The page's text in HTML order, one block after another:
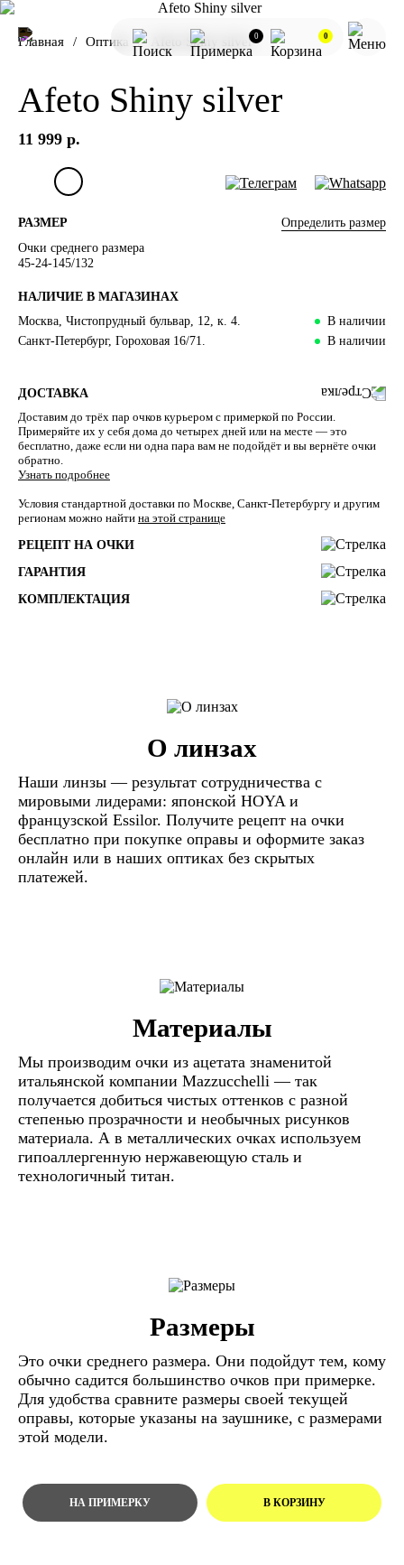
0 0
Главная Оптика Afeto Shiny silver
Afeto Shiny silver
11 999 р.
РАЗМЕР
Определить размер
Очки среднего размера
45-24-145/132
НАЛИЧИЕ В МАГАЗИНАХ
Москва, Чистопрудный бульвар, 12, к. 4.
В наличии
Санкт-Петербург, Гороховая 16/71.
В наличии
ДОСТАВКА
Доставим до трёх пар очков курьером с примеркой по России.
Примеряйте их у себя дома до четырех дней или на месте — это
бесплатно, даже если ни одна пара вам не подойдёт и вы вернёте очки
обратно.
Узнать подробнее
Условия стандартной доставки по Москве, Санкт-Петербургу и другим
регионам можно найти на этой странице
РЕЦЕПТ НА ОЧКИ
ГАРАНТИЯ
КОМПЛЕКТАЦИЯ
О линзах
Наши линзы — результат сотрудничества с
мировыми лидерами: японской HOYA и
французской Essilor. Получите рецепт на очки
бесплатно при покупке оправы и оформите заказ
онлайн или в наших оптиках без скрытых
платежей.
Материалы
Мы производим очки из ацетата знаменитой
итальянской компании Mazzucchelli — так
получается добиться чистых оттенков с разной
степенью прозрачности и необычных рисунков
материала. А в металлических очках используем
гипоаллергенную нержавеющую сталь и
технологичный титан.
Размеры
Это очки среднего размера. Они подойдут тем, кому
обычно садится большинство очков при примерке.
Для удобства сравните размеры своей текущей
оправы, которые указаны на заушнике, с размерами
этой модели.